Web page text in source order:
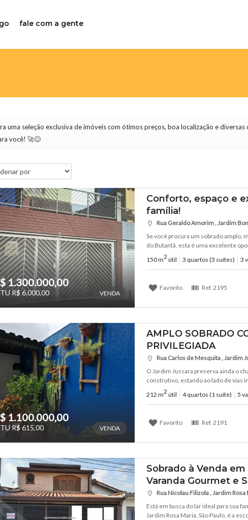
fale com a gente
uma seleção exclusiva de imóveis com ótimos preços, boa localização e
você! 🚀😊
1.300.000,00
R$ 6.000,00 VENDA
Conforto, espaço e
família!
Rua Geraldo Amorim , Jardim
Se você procura um sobrado amplo,
do Butantã, esta é uma excelente
150 m2 útil 3 quartos (3 suítes) 3
Favorito Ref. 2195
1.100.000,00
R$ 615,00 VENDA
AMPLO SOBRADO
PRIVILEGIADA
Rua Carlos de Mesquita , Jardim
O Jardim Jussara preserva ainda o
construtivo, estando ao lado de vias
212 m2 útil 4 quartos (1 suíte) 5
Favorito Ref. 2191
Sobrado à Venda em
Varanda Gourmet e
Rua Nicolau Filizola , Jardim Rosa
Está em busca do lar ideal para sua
Jardim Rosa Maria, São Paulo, é a